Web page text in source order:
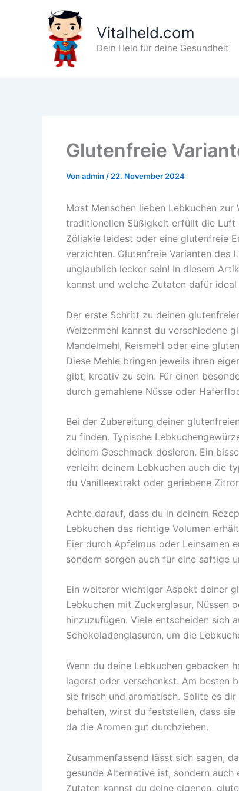
Vitalheld.com
Dein Held für deine Gesundheit
Glutenfreie
Von admin / 22. November 2024
Most Menschen lieben Lebkuchen
traditionellen Süßigkeit erfüllt die Luft
Zöliakie leidest oder eine glutenfreie
verzichten. Glutenfreie Varianten des
unglaublich lecker sein! In diesem
kannst und welche Zutaten dafür ideal
Der erste Schritt zu deinen
Weizenmehl kannst du verschiedene
Mandelmehl, Reismehl oder eine
Diese Mehle bringen jeweils ihren
gibt, kreativ zu sein. Für einen
durch gemahlene Nüsse oder
Bei der Zubereitung deiner
zu finden. Typische
deinem Geschmack dosieren. Ein
verleiht deinem Lebkuchen auch die
du Vanilleextrakt oder geriebene
Achte darauf, dass du in deinem
Lebkuchen das richtige Volumen
Eier durch Apfelmus oder Leinsamen
sondern sorgen auch für eine saftige
Ein weiterer wichtiger Aspekt deiner
Lebkuchen mit Zuckerglasur, Nüssen
hinzuzufügen. Viele entscheiden sich
Schokoladenglasuren, um die
Wenn du deine Lebkuchen gebacken
lagerst oder verschenkst. Am besten
sie frisch und aromatisch. Sollte es
behalten, wirst du feststellen, dass
da die Aromen gut durchziehen.
Zusammenfassend lässt sich sagen,
gesunde Alternative ist, sondern
Zutaten kannst du deine eigenen,